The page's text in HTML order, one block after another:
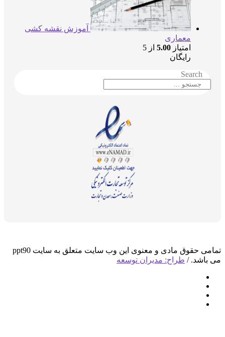
آموزش نقشه کشی
5.00از 5
تمامی حقوق مادی و معنوی این وب سایت متعلق به سایت ppt90
/ طراح: مدیران توسعه